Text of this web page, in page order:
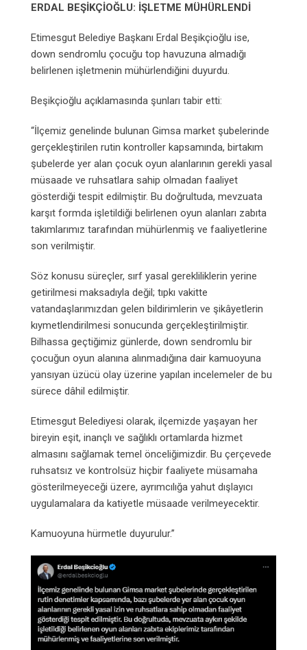
ERDAL BEŞİKÇİOĞLU: İŞLETME MÜHÜRLENDİ
Etimesgut Belediye Başkanı Erdal Beşikçioğlu ise,
down sendromlu çocuğu top havuzuna almadığı
belirlenen işletmenin mühürlendiğini duyurdu.
Beşikçioğlu açıklamasında şunları tabir etti:
“İlçemiz genelinde bulunan Gimsa market şubelerinde
gerçekleştirilen rutin kontroller kapsamında, birtakım
şubelerde yer alan çocuk oyun alanlarının gerekli yasal
müsaade ve ruhsatlara sahip olmadan faaliyet
gösterdiği tespit edilmiştir. Bu doğrultuda, mevzuata
karşıt formda işletildiği belirlenen oyun alanları zabıta
takımlarımız tarafından mühürlenmiş ve faaliyetlerine
son verilmiştir.
Söz konusu süreçler, sırf yasal gerekliliklerin yerine
getirilmesi maksadıyla değil; tıpkı vakitte
vatandaşlarımızdan gelen bildirimlerin ve şikâyetlerin
kıymetlendirilmesi sonucunda gerçekleştirilmiştir.
Bilhassa geçtiğimiz günlerde, down sendromlu bir
çocuğun oyun alanına alınmadığına dair kamuoyuna
yansıyan üzücü olay üzerine yapılan incelemeler de bu
sürece dâhil edilmiştir.
Etimesgut Belediyesi olarak, ilçemizde yaşayan her
bireyin eşit, inançlı ve sağlıklı ortamlarda hizmet
almasını sağlamak temel önceliğimizdir. Bu çerçevede
ruhsatsız ve kontrolsüz hiçbir faaliyete müsamaha
gösterilmeyeceği üzere, ayrımcılığa yahut dışlayıcı
uygulamalara da katiyetle müsaade verilmeyecektir.
Kamuoyuna hürmetle duyurulur.”